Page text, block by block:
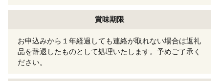
賞味期限
お申込みから１年経過しても連絡が取れない場合は返礼
品を辞退したものとして処理いたします。予めご了承く
ださい。